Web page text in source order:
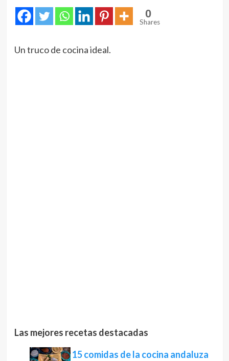
0
Shares
Un truco de cocina ideal.
Las mejores recetas destacadas
15 comidas de la cocina andaluza